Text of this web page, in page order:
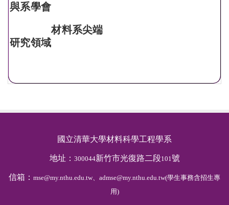
與系學會
材料系尖端
研究領域
國立清華大學材料科學工程學系
地址： 300044新竹市光復路二段101 號
信箱： mse@my.nthu.edu.tw、admse@my.nthu.edu.tw(學生事務含招生專
用)